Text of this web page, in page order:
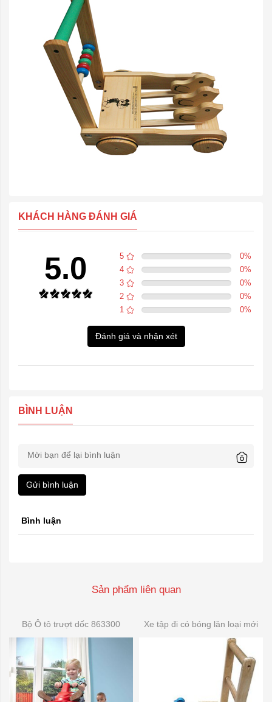
KHÁCH HÀNG ĐÁNH GIÁ
5.0 5 0%
4
0%
3
0%
2
0%
1
0%
Đánh giá và nhận xét
BÌNH LUẬN
Gửi bình luận
Bình luận
Sản phẩm liên quan
Bộ Ô tô trượt dốc 863300 Xe tập đi có bóng lăn loại mới